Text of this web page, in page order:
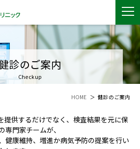
診のご案内
Checkup
HOME 健診のご案内
するだけでなく、検査結果を元に保
専門家チームが、
健康維持、増進か病気予防の提案を行い